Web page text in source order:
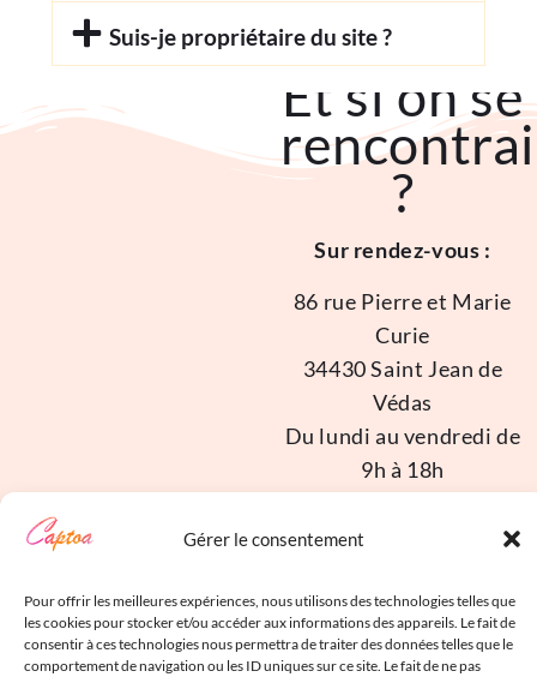
Gérer le consentement
Pour offrir les meilleures expériences, nous utilisons des technologies telles que
les cookies pour stocker et/ou accéder aux informations des appareils. Le fait de
consentir à ces technologies nous permettra de traiter des données telles que le
comportement de navigation ou les ID uniques sur ce site. Le fait de ne pas
Suis-je propriétaire du site ?
Et si on se
?
Sur rendez-vous :
86 rue Pierre et Marie
Curie
34430 Saint Jean de
Védas
Du lundi au vendredi de
9h à 18h
©2018 – 2026 Captoa |